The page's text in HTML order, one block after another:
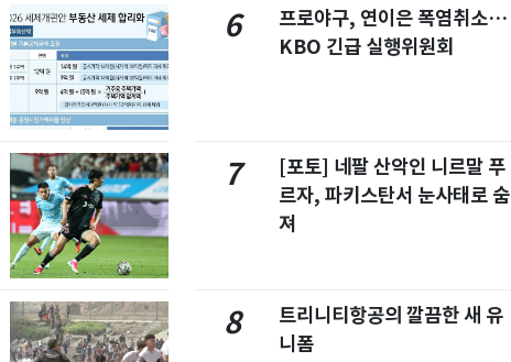
6
프로야구, 연이은 폭염취소…
KBO 긴급 실행위원회
7
[포토] 네팔 산악인 니르말 푸
르자, 파키스탄서 눈사태로 숨
져
8
트리니티항공의 깔끔한 새 유
니폼